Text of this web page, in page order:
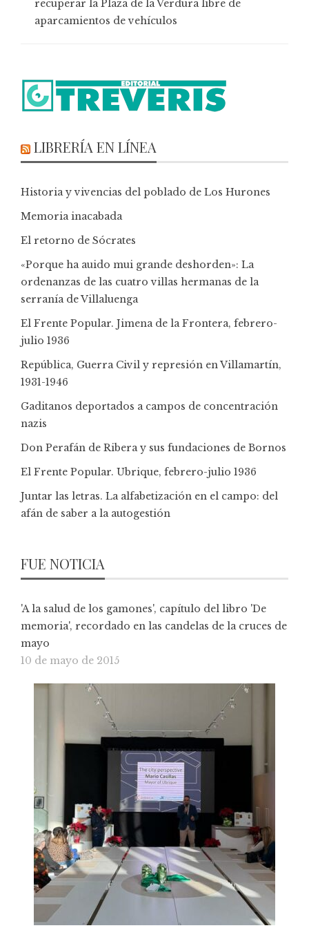
recuperar la Plaza de la Verdura libre de
aparcamientos de vehículos
LIBRERÍA EN LÍNEA
Historia y vivencias del poblado de Los Hurones
Memoria inacabada
El retorno de Sócrates
«Porque ha auido mui grande deshorden»: La
ordenanzas de las cuatro villas hermanas de la
serranía de Villaluenga
El Frente Popular. Jimena de la Frontera, febrero-
julio 1936
República, Guerra Civil y represión en Villamartín,
1931-1946
Gaditanos deportados a campos de concentración
nazis
Don Perafán de Ribera y sus fundaciones de Bornos
El Frente Popular. Ubrique, febrero-julio 1936
Juntar las letras. La alfabetización en el campo: del
afán de saber a la autogestión
FUE NOTICIA
'A la salud de los gamones', capítulo del libro 'De
memoria', recordado en las candelas de la cruces de
mayo
10 de mayo de 2015